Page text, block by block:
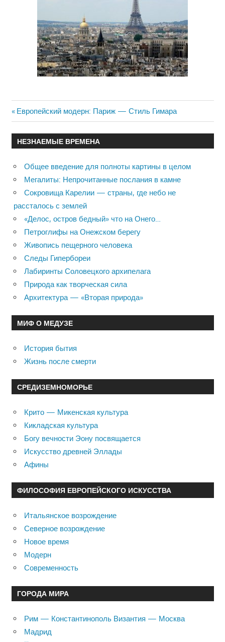
Навигация
по
записям
Previous
Post:
Европейский модерн: Париж — Стиль Гимара
НЕЗНАЕМЫЕ ВРЕМЕНА
Общее введение для полноты картины в целом
Мегалиты: Непрочитанные послания в камне
Сокровища Карелии — страны, где небо не
рассталось с землей
«Делос, остров бедный» что на Онего…
Петроглифы на Онежском берегу
Живопись пещерного человека
Следы Гипербореи
Лабиринты Соловецкого архипелага
Природа как творческая сила
Архитектура — «Вторая природа»
МИФ О МЕДУЗЕ
История бытия
Жизнь после смерти
СРЕДИЗЕМНОМОРЬЕ
Крито — Микенская культура
Кикладская культура
Богу вечности Эону посвящается
Искусство древней Эллады
Афины
ФИЛОСОФИЯ ЕВРОПЕЙСКОГО ИСКУССТВА
Итальянское возрождение
Северное возрождение
Новое время
Модерн
Современность
ГОРОДА МИРА
Рим — Константинополь Византия — Москва
Мадрид